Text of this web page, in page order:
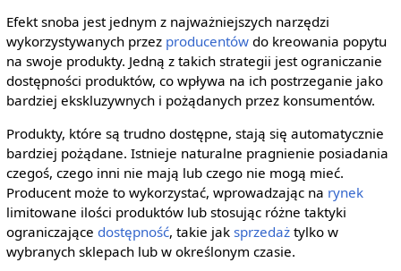
Efekt snoba jest jednym z najważniejszych narzędzi
wykorzystywanych przez producentówdo kreowania popytu
na swoje produkty. Jedną z takich strategii jest ograniczanie
dostępności produktów, co wpływa na ich postrzeganie jako
bardziej ekskluzywnych i pożądanych przez konsumentów.
Produkty, które są trudno dostępne, stają się automatycznie
bardziej pożądane. Istnieje naturalne pragnienie posiadania
czegoś, czego inni nie mają lub czego nie mogą mieć.
Producent może to wykorzystać, wprowadzając na rynek
limitowane ilości produktów lub stosując różne taktyki
ograniczające dostępność, takie jak sprzedażtylko w
wybranych sklepach lub w określonym czasie.